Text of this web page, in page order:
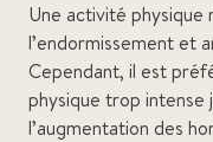
Une activité
l’endormissement et
Cependant, il est
physique trop intense
l’augmentation des